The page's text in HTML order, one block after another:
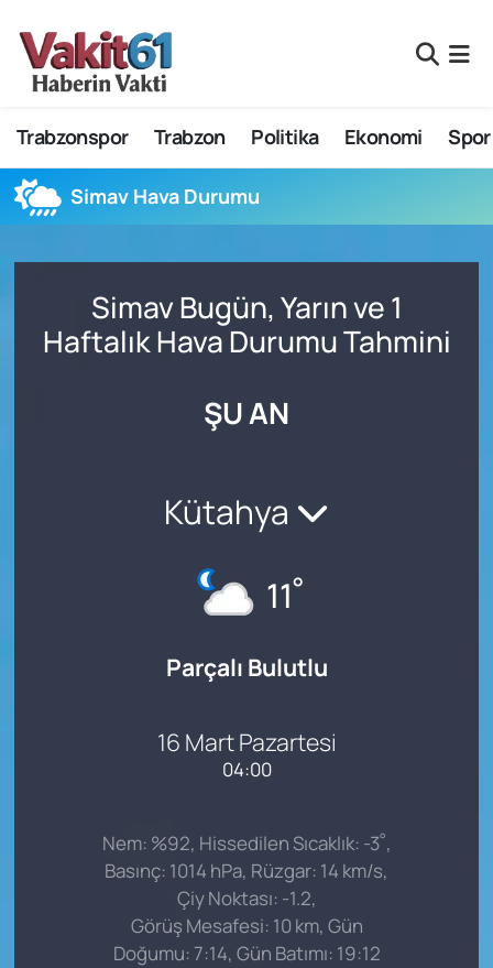
Trabzonspor Trabzon Politika Ekonomi Spor
Simav Hava Durumu
Simav Bugün, Yarın ve 1
Haftalık Hava Durumu Tahmini
ŞU AN
Kütahya
11°
Parçalı Bulutlu
16 Mart Pazartesi
04:00
Nem: %92, Hissedilen Sıcaklık: -3°,
Basınç: 1014 hPa, Rüzgar: 14 km/s,
Çiy Noktası: -1.2,
Görüş Mesafesi: 10 km, Gün
Doğumu: 7:14, Gün Batımı: 19:12
Nöbetçi Eczaneler
Hava Durumu
Namaz Vakitleri
Süper Lig Puan Durumu ve Fikstür
Son Dakika Haberleri